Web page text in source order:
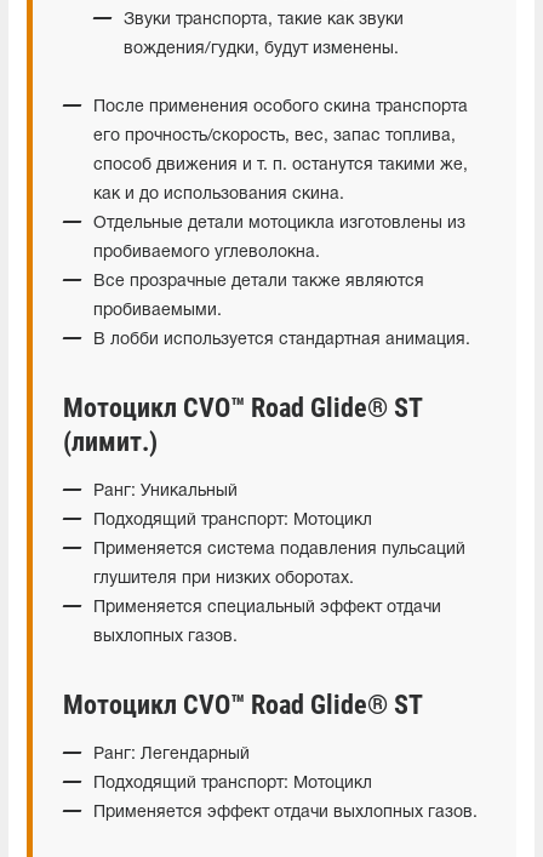
Звуки транспорта, такие как звуки
вождения/гудки, будут изменены.
После применения особого скина транспорта
его прочность/скорость, вес, запас топлива,
способ движения и т. п. останутся такими же,
как и до использования скина.
Отдельные детали мотоцикла изготовлены из
пробиваемого углеволокна.
Все прозрачные детали также являются
пробиваемыми.
В лобби используется стандартная анимация.
Мотоцикл CVO™ Road Glide® ST
(лимит.)
Ранг: Уникальный
Подходящий транспорт: Мотоцикл
Применяется система подавления пульсаций
глушителя при низких оборотах.
Применяется специальный эффект отдачи
выхлопных газов.
Мотоцикл CVO™ Road Glide® ST
Ранг: Легендарный
Подходящий транспорт: Мотоцикл
Применяется эффект отдачи выхлопных газов.